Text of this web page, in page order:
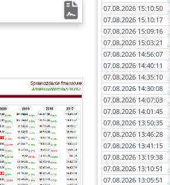
uwzględnia:
którego dotyczy,
rachunek wyników
kalkulacyjny),
błędy/ostrzeżenia w
sprawozdaniach,
pozycji rok do
roku.
07.08.2026 15:10:50
07.08.2026 15:10:17
07.08.2026 15:09:16
07.08.2026 15:03:21
07.08.2026 14:56:07
07.08.2026 14:40:11
07.08.2026 14:35:10
07.08.2026 14:30:08
07.08.2026 14:07:03
07.08.2026 14:01:45
07.08.2026 13:50:35
07.08.2026 13:46:28
07.08.2026 13:41:15
07.08.2026 13:19:38
07.08.2026 13:10:51
07.08.2026 13:05:51